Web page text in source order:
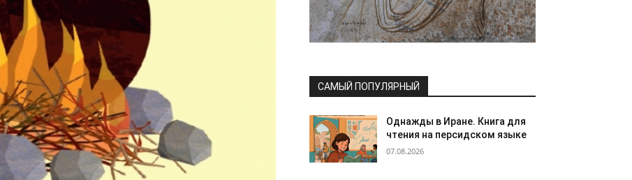
САМЫЙ ПОПУЛЯРНЫЙ
Однажды в Иране. Книга для
чтения на персидском языке
07.08.2026